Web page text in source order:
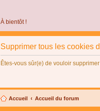
À bientôt !
Supprimer tous les cookies
Êtes-vous sûr(e) de vouloir
Accueil Accueil du forum